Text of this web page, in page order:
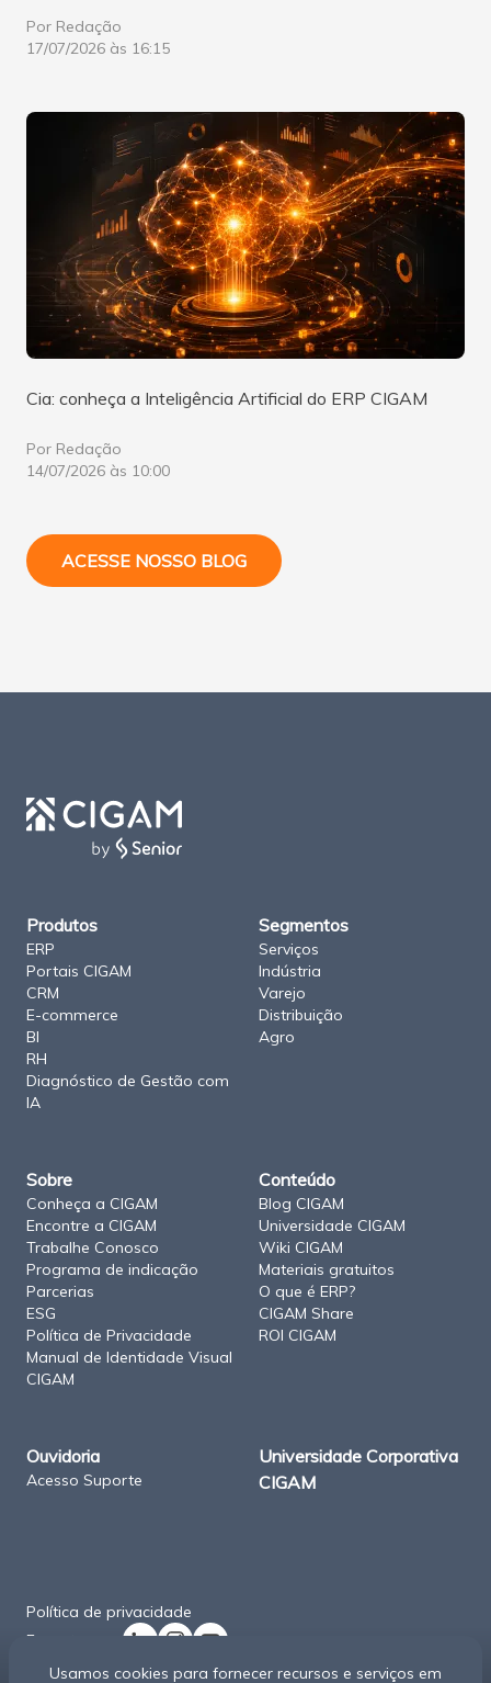
Por Redação
17/07/2026 às 16:15
Cia: conheça a Inteligência Artificial do ERP CIGAM
Por Redação
14/07/2026 às 10:00
ACESSE NOSSO BLOG
Produtos
ERP
Portais CIGAM
CRM
E-commerce
BI
RH
Diagnóstico de Gestão com
IA
Segmentos
Serviços
Indústria
Varejo
Distribuição
Agro
Sobre
Conheça a CIGAM
Encontre a CIGAM
Trabalhe Conosco
Programa de indicação
Parcerias
ESG
Política de Privacidade
Manual de Identidade Visual
CIGAM
Conteúdo
Blog CIGAM
Universidade CIGAM
Wiki CIGAM
Materiais gratuitos
O que é ERP?
CIGAM Share
ROI CIGAM
Ouvidoria
Acesso Suporte
Universidade Corporativa
CIGAM
Política de privacidade
Encontre-nos
Copyright CIGAM - Todos os direitos reservados
Usamos cookies para fornecer recursos e serviços em